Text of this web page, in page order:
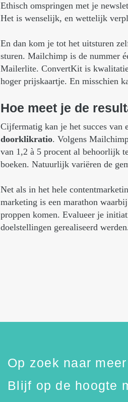
Ethisch omspringen met je
Het is wenselijk, en wettelijk
En dan kom je tot het uitsturen
sturen. Mailchimp is de nummer
Mailerlite. ConvertKit is
hoger prijskaartje. En misschien
Hoe meet je de
Cijfermatig kan je het succes van
doorklikratio. Volgens
van 1,2 à 5 procent al behoorlijk
boeken. Natuurlijk variëren de
Net als in het hele
marketing is een marathon
proppen komen. Evalueer je
doelstellingen gerealiseerd
Op zoek naar
Blijf op de hoogte